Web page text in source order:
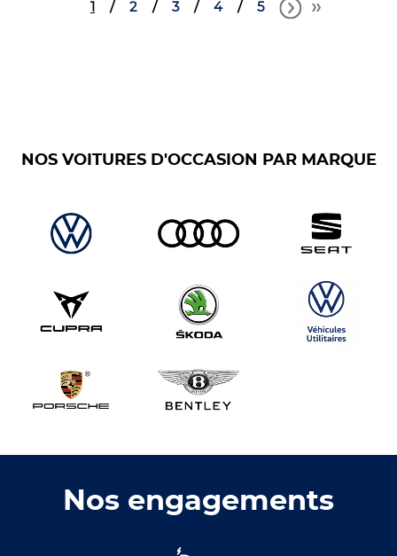
2 3 4 5
NOS VOITURES D'OCCASION PAR MARQUE
Nos engagements